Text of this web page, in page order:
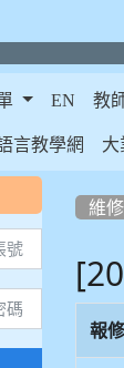
EN 教
言教學網 大
維
報